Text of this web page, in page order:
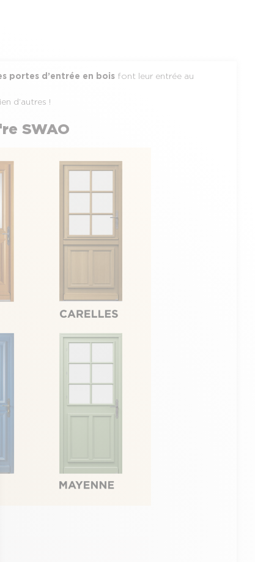
portes d’entrée en bois font leur entrée au
d’autres !
SWAO